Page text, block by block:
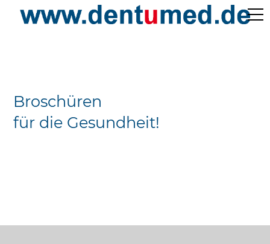
Ärzteverzeichnisse
Broschüren
für die Gesundheit!